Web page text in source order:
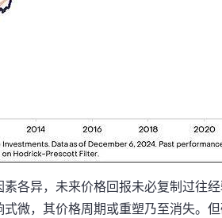
各异，未来价格回报未必复制过往
微，其价格周期或重塑乃至消失。